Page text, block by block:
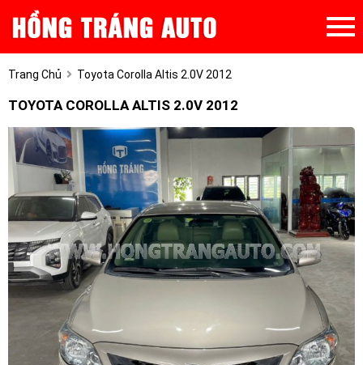
Trang Chủ Toyota Corolla Altis 2.0V 2012
TOYOTA COROLLA ALTIS 2.0V 2012